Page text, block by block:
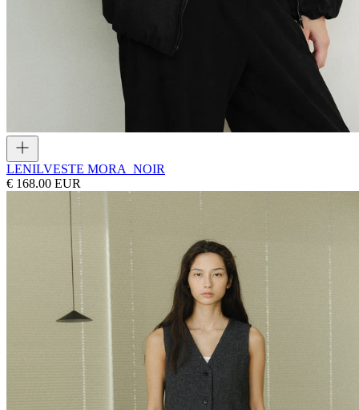
LENILVESTE MORA_NOIR
€ 168.00 EUR